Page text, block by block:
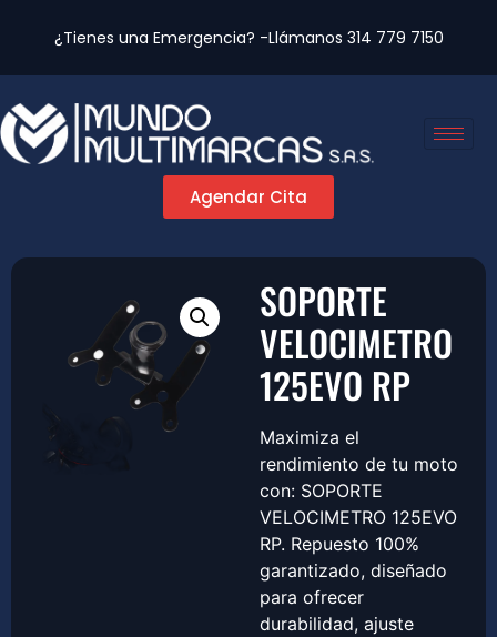
¿Tienes una Emergencia? -Llámanos 314 779 7150
Agendar Cita
SOPORTE
VELOCIMETRO
125EVO RP
Maximiza el
rendimiento de tu moto
con: SOPORTE
VELOCIMETRO 125EVO
RP. Repuesto 100%
garantizado, diseñado
para ofrecer
durabilidad, ajuste